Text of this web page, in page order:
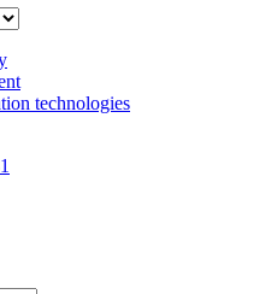
technologies